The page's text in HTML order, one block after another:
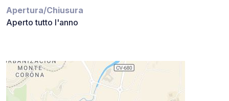
Apertura/Chiusura
Aperto tutto l'anno